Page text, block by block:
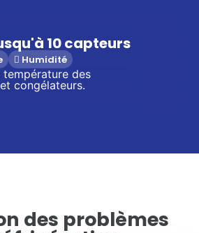
10 capteurs
Humidité
des
congélateurs.
des problèmes